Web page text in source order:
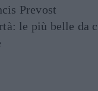
Prevost
le più belle da